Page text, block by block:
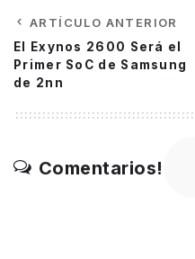
ARTÍCULO ANTERIOR
El Exynos 2600 Será el
Primer SoC de Samsung
de 2nn
Comentarios!